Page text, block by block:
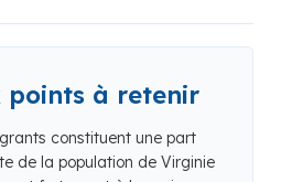
points à retenir
constituent une part
de la population de Virginie